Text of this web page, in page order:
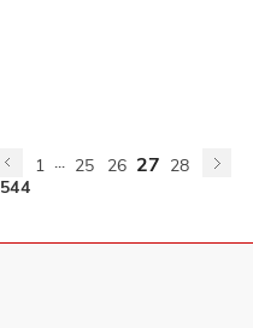
1 ... 25 26 27 28
544